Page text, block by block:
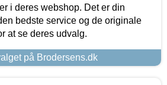
i deres webshop. Det er din
bedste service og de originale
at se deres udvalg.
på Brodersens.dk